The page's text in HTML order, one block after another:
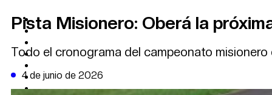
AGRO
DEPORTES
POLÍTICA
DATA FIRME
DE LA TRIBUNA TV
Pista Misionero: Oberá la
Todo el cronograma del campeonato
4 de junio de 2026